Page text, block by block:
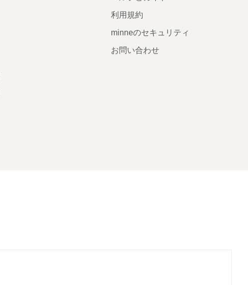
利用規約
minneのセキュリティ
お問い合わせ